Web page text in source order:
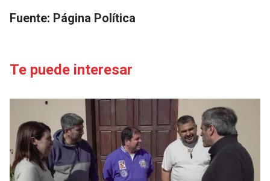
Fuente: Página Política
Te puede interesar